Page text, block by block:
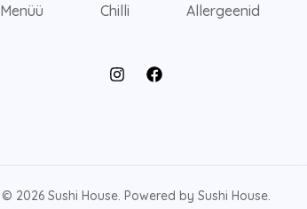
Menüü Chilli Allergeenid
© 2026 Sushi House. Powered by Sushi House.